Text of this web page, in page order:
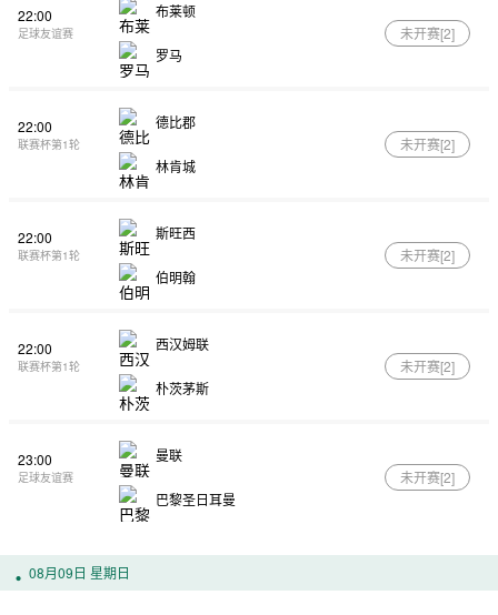
22:00
足球友谊赛
布莱顿
罗马
未开赛[2]
22:00
联赛杯第1轮
德比郡
林肯城
未开赛[2]
22:00
联赛杯第1轮
斯旺西
伯明翰
未开赛[2]
22:00
联赛杯第1轮
西汉姆联
朴茨茅斯
未开赛[2]
23:00
足球友谊赛
曼联
巴黎圣日耳曼
未开赛[2]
08月09日 星期日